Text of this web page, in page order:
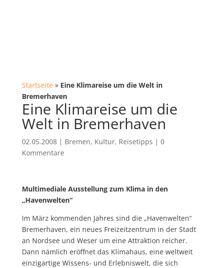
Startseite» Eine Klimareise um die Welt in
Bremerhaven
Eine Klimareise um die
Welt in Bremerhaven
02.05.2008| Bremen, Kultur, Reisetipps | 0
Kommentare
Multimediale Ausstellung zum Klima in den
„Havenwelten“
Im März kommenden Jahres sind die „Havenwelten“
Bremerhaven, ein neues Freizeitzentrum in der Stadt
an Nordsee und Weser um eine Attraktion reicher.
Dann nämlich eröffnet das Klimahaus, eine weltweit
einzigartige Wissens- und Erlebniswelt, die sich